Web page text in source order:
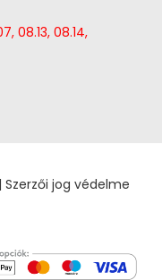
08.13, 08.14,
jog védelme